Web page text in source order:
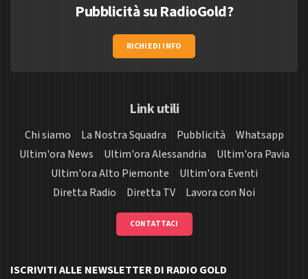
Pubblicità su RadioGold?
RICHIEDI INFO
Link utili
Chi siamo La Nostra Squadra Pubblicità
Whatsapp
Ultim'ora News
Ultim'ora Alessandria
Ultim'ora Pavia
Ultim'ora Alto Piemonte
Ultim'ora Eventi
Diretta Radio
Diretta TV Lavora con Noi
CONTATTACI
ISCRIVITI ALLE NEWSLETTER DI RADIO GOLD